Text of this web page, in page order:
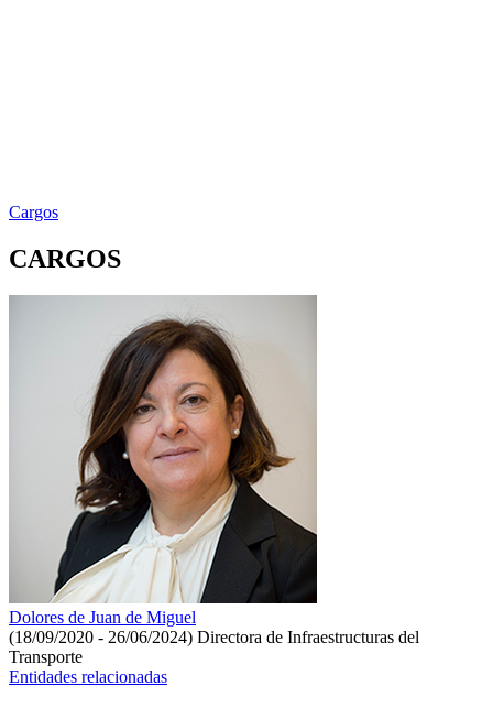
Cargos
CARGOS
Dolores de Juan de Miguel
(18/09/2020 - 26/06/2024) Directora de Infraestructuras del
Transporte
Entidades relacionadas